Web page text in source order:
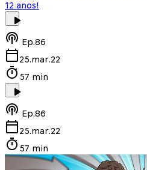
12 anos!
Ep.86
25.mar.22
57 min
Ep.86
25.mar.22
57 min